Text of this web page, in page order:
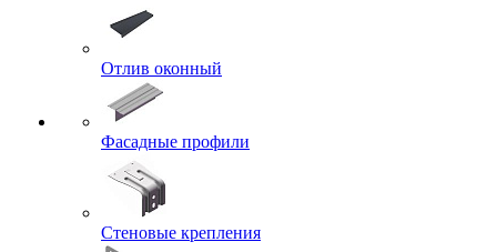
Отлив оконный
Фасадные профили
Стеновые крепления